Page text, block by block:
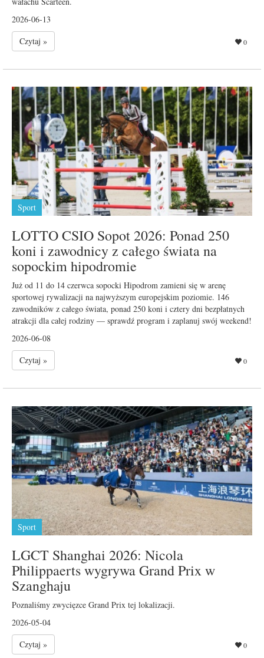
2026-06-13
Czytaj »
0
Sport
LOTTO CSIO Sopot 2026: Ponad 250
koni i zawodnicy z całego świata na
sopockim hipodromie
Już od 11 do 14 czerwca sopocki Hipodrom zamieni się w arenę
sportowej rywalizacji na najwyższym europejskim poziomie. 146
zawodników z całego świata, ponad 250 koni i cztery dni bezpłatnych
atrakcji dla całej rodziny — sprawdź program i zaplanuj swój weekend!
2026-06-08
Czytaj »
0
Sport
LGCT Shanghai 2026: Nicola
Philippaerts wygrywa Grand Prix w
Szanghaju
Poznaliśmy zwycięzce Grand Prix tej lokalizacji.
2026-05-04
Czytaj »
0